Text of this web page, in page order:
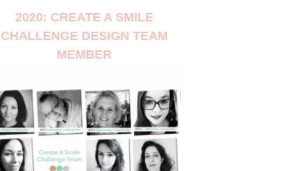
2020: CREATE A SMILE
CHALLENGE DESIGN TEAM
MEMBER